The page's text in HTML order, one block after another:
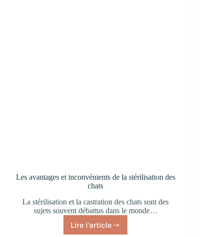
Les avantages et inconvénients de la stérilisation des
chats
La stérilisation et la castration des chats sont des
sujets souvent débattus dans le monde…
Lire l'article